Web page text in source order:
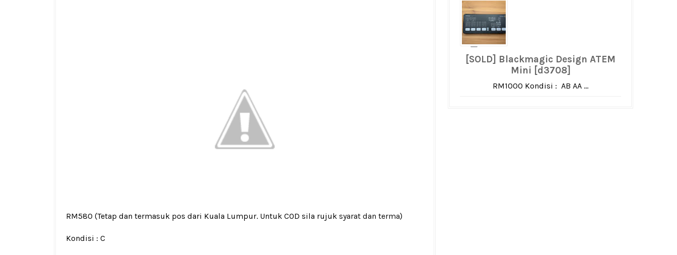
RM580 (Tetap dan termasuk pos dari Kuala Lumpur. Untuk COD sila rujuk syarat dan terma)
Kondisi : C
[SOLD] Blackmagic Design ATEM
Mini [d3708]
RM1000 Kondisi : AB AA ...